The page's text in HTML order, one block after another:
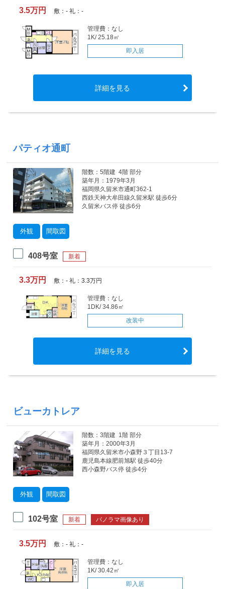
3.5万円 敷：- 礼：-
管理費：なし
1K/ 25.18㎡
即入居
詳細を見る
パティオ通町
外観 間取図
階数：5階建 4階 部分
築年月：1979年3月
福岡県久留米市通町362-1
西鉄天神大牟田線久留米駅 徒歩6分
久留米バス停 徒歩6分
408号室 新着
3.3万円 敷：- 礼：3.3万円
管理費：なし
1DK/ 34.86㎡
改装中
詳細を見る
ビューカトレア
外観 間取図
階数：3階建 1階 部分
築年月：2000年3月
福岡県久留米市小森野３丁目13-7
鹿児島本線肥前旭駅 徒歩40分
西小森野バス停 徒歩4分
102号室 新着 パノラマ画像あり
3.5万円 敷：- 礼：-
管理費：なし
1K/ 30.42㎡
即入居